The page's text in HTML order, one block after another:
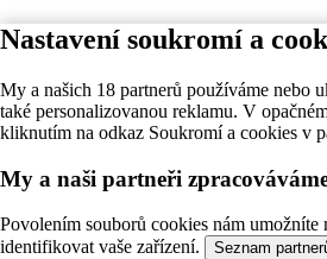
Nastavení soukromí a
My a našich 18 partnerů používáme nebo
také personalizovanou reklamu. V
kliknutím na odkaz Soukromí a cookies v
My a naši partneři
Povolením souborů cookies nám
identifikovat vaše zařízení.
Seznam